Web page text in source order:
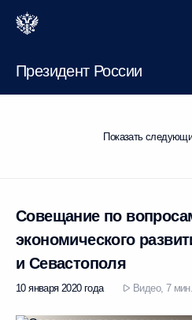
Президент России
Показать
Совещание по
экономического
и Севастополя
10 января 2020 года Видео, 7 мин.